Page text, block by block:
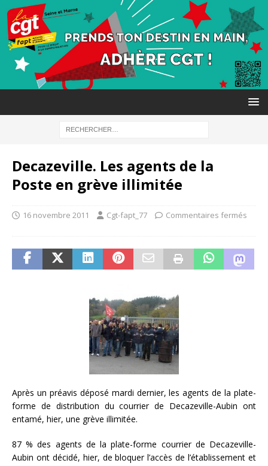
Decazeville. Les agents de la
Poste en grève illimitée
16 novembre 2011 Cgt-fapt_77 Commentaires fermés
Après un préavis déposé mardi dernier, les agents de la plate-
forme de distribution du courrier de Decazeville-Aubin ont
entamé, hier, une grève illimitée.
87 % des agents de la plate-forme courrier de Decazeville-
Aubin ont décidé, hier, de bloquer l’accès de l’établissement et